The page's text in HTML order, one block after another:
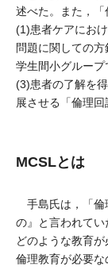
述べた。また，「
(1)患者ケアにお
問題に関しての
学生間小グループ
(3)患者の了解を
展させる「倫理回
MCSLとは
手島氏は，「倫
の』と言われて
どのような教育
倫理教育が必要